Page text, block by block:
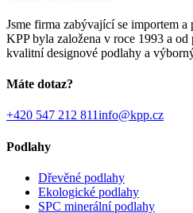
Jsme firma zabývající se importem a
KPP byla založena v roce 1993 a od
kvalitní designové podlahy a
Máte dotaz?
+420 547 212 811info@kpp.cz
Podlahy
Dřevěné podlahy
Ekologické podlahy
SPC minerální podlahy